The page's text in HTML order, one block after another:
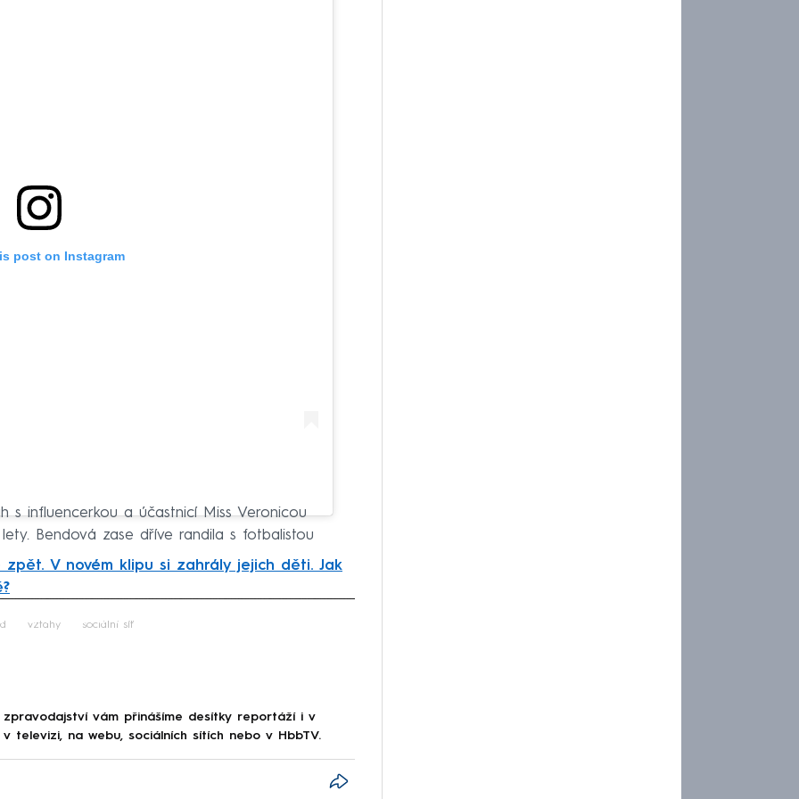
post on Instagram
s influencerkou a účastnicí Miss Veronicou
Bendová zase dříve randila s fotbalistou
zpět. V novém klipu si zahrály jejich děti. Jak
to fetch
vztahy sociální síť
vám přinášíme desítky reportáží i v
na webu, sociálních sítích nebo v HbbTV.